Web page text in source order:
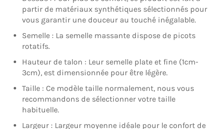
partir de matériaux synthétiques sélectionnés pour
vous garantir une douceur au touché inégalable.
Semelle : La semelle massante dispose de picots
rotatifs.
Hauteur de talon : Leur semelle plate et fine (1cm-
3cm), est dimensionnée pour être légère.
Taille : Ce modèle taille normalement, nous vous
recommandons de sélectionner votre taille
habituelle.
Largeur : Largeur moyenne idéale pour le confort de